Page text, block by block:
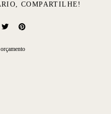
COMPARTILHE!